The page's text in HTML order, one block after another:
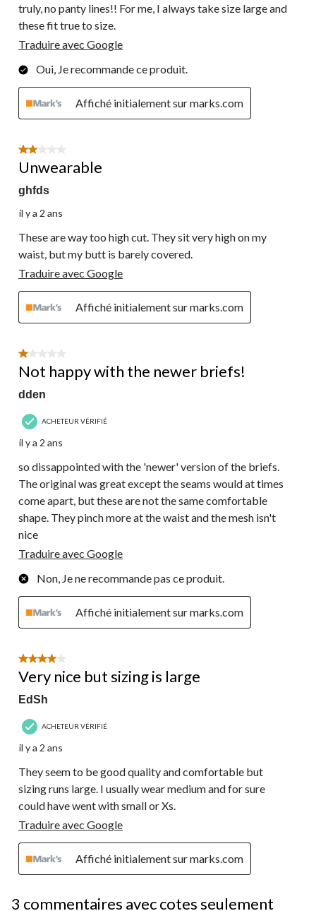
truly, no panty lines!! For me, I always take size large and
these fit true to size.
Traduire avec Google
Oui, Je recommande ce produit.
Affiché initialement sur marks.com
2 étoile(s) sur 5.
Unwearable
ghfds
il y a 2 ans
These are way too high cut. They sit very high on my
waist, but my butt is barely covered.
Traduire avec Google
Affiché initialement sur marks.com
1 étoile(s) sur 5.
Not happy with the newer briefs!
dden
ACHETEUR VÉRIFIÉ
il y a 2 ans
so dissappointed with the 'newer' version of the briefs.
The original was great except the seams would at times
come apart, but these are not the same comfortable
shape. They pinch more at the waist and the mesh isn't
nice
Traduire avec Google
Non, Je ne recommande pas ce produit.
Affiché initialement sur marks.com
4 étoile(s) sur 5.
Very nice but sizing is large
EdSh
ACHETEUR VÉRIFIÉ
il y a 2 ans
They seem to be good quality and comfortable but
sizing runs large. I usually wear medium and for sure
could have went with small or Xs.
Traduire avec Google
Affiché initialement sur marks.com
3 commentaires avec cotes seulement